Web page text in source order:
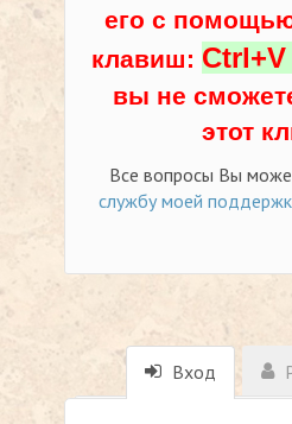
его с
клавиш: Ctrl+V
вы не
этот
Все вопросы Вы
службу моей
Вход